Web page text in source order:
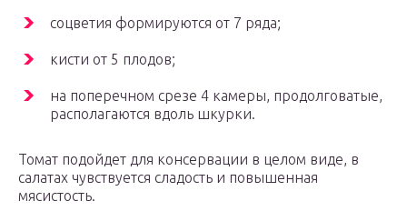
соцветия формируются от 7 ряда;
кисти от 5 плодов;
на поперечном срезе 4 камеры, продолговатые,
располагаются вдоль шкурки.
Томат подойдет для консервации в целом виде, в
салатах чувствуется сладость и повышенная
мясистость.